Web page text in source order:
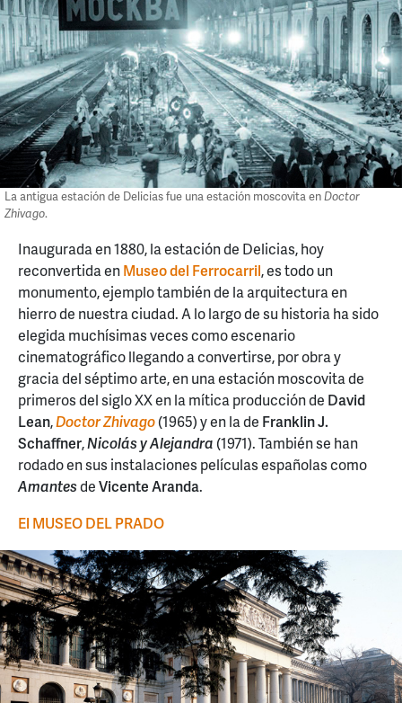
La antigua estación de Delicias fue una estación moscovita enDoctor
Zhivago.
Inaugurada en 1880, la estación de Delicias, hoy
reconvertida enMuseo del Ferrocarril, es todo un
monumento, ejemplo también de la arquitectura en
hierro de nuestra ciudad. A lo largo de su historia ha sido
elegida muchísimas veces como escenario
cinematográfico llegando a convertirse, por obra y
gracia del séptimo arte, en una estación moscovita de
primeros del siglo XX en la mítica producción de David
Lean,Doctor Zhivago(1965) y en la de Franklin J.
Schaffner,Nicolás y Alejandra (1971). También se han
rodado en sus instalaciones películas españolas como
AmantesdeVicente Aranda.
El MUSEO DEL PRADO